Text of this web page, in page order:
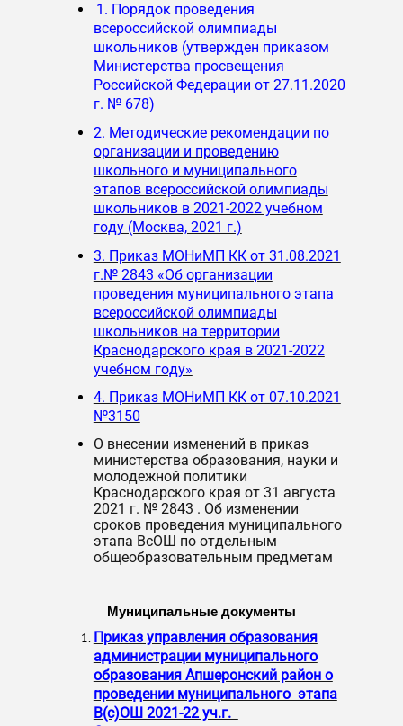
1. Порядок проведения
всероссийской олимпиады
школьников (утвержден приказом
Министерства просвещения
Российской Федерации от 27.11.2020
г. № 678)
2. Методические рекомендации по
организации и проведению
школьного и муниципального
этапов всероссийской олимпиады
школьников в 2021-2022 учебном
году (Москва, 2021 г.)
3. Приказ МОНиМП КК от 31.08.2021
г.№ 2843 «Об организации
проведения муниципального этапа
всероссийской олимпиады
школьников на территории
Краснодарского края в 2021-2022
учебном году»
4. Приказ МОНиМП КК от 07.10.2021
№3150
О внесении изменений в приказ
министерства образования, науки и
молодежной политики
Краснодарского края от 31 августа
2021 г. № 2843 . Об изменении
сроков проведения муниципального
этапа ВсОШ по отдельным
общеобразовательным предметам
Муниципальные документы
Приказ управления образования
администрации муниципального
образования Апшеронский район о
проведении муниципального этапа
В(с)ОШ 2021-22 уч.г.